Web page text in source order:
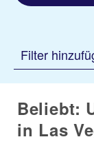
Filter
Beliebt:
in Las